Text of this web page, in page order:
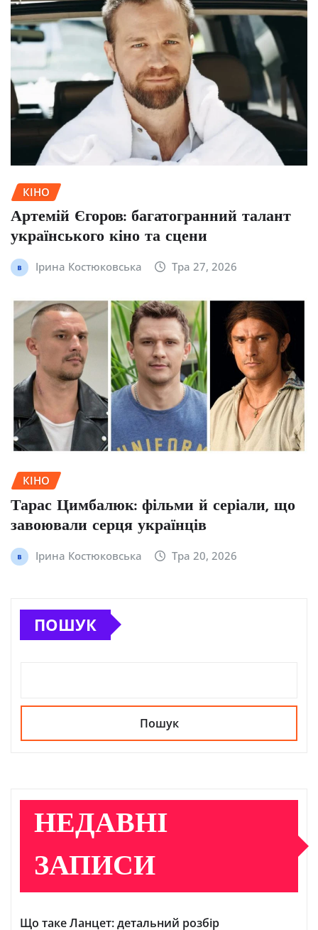
КІНО
Артемій Єгоров: багатогранний талант
українського кіно та сцени
Ірина Костюковська Тра 27, 2026
КІНО
Тарас Цимбалюк: фільми й серіали, що
завоювали серця українців
Ірина Костюковська Тра 20, 2026
ПОШУК
Пошук
НЕДАВНІ
ЗАПИСИ
Що таке Ланцет: детальний розбір